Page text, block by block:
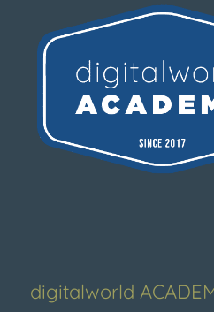
digitalworld